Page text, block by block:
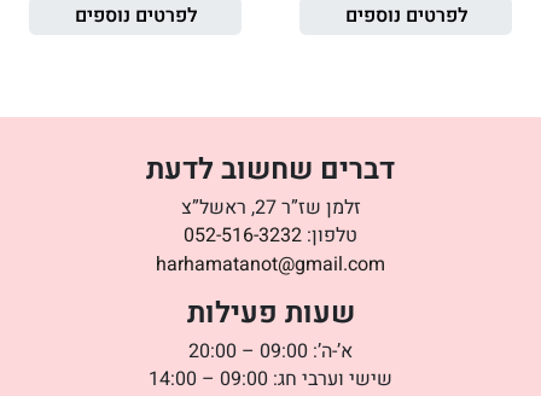
לפרטים נוספים
לפרטים נוספים
דברים שחשוב לדעת
זלמן שז”ר 27, ראשל”צ
טלפון: 052-516-3232
harhamatanot@gmail.com
שעות פעילות
א’-ה’: 09:00 – 20:00
שישי וערבי חג: 09:00 – 14:00